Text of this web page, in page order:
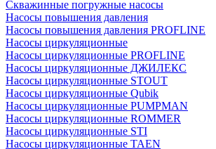
Скважинные погружные насосы
Насосы повышения давления
Насосы повышения давления PROFLINE
Насосы циркуляционные
Насосы циркуляционные PROFLINE
Насосы циркуляционные ДЖИЛЕКС
Насосы циркуляционные STOUT
Насосы циркуляционные Qubik
Насосы циркуляционные PUMPMAN
Насосы циркуляционные ROMMER
Насосы циркуляционные STI
Насосы циркуляционные TAEN